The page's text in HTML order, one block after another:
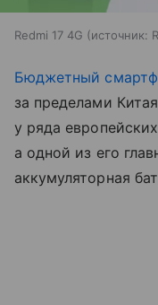
Redmi 17 4G источник:
Бюджетный
за пределами
у ряда
а одной из его
аккумуляторная